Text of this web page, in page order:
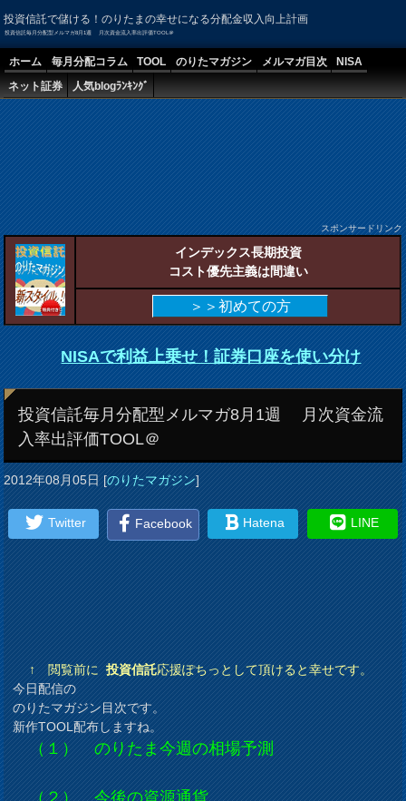
投資信託で儲ける！のりたまの幸せになる分配金収入向上計画
投資信託毎月分配型メルマガ8月1週 月次資金流入率出評価TOOL＠
ホーム 毎月分配コラム TOOL のりたマガジン メルマガ目次
NISA
ネット証券
人気blogﾗﾝｷﾝｸﾞ
スポンサードリンク
インデックス長期投資
コスト優先主義は間違い
＞＞初めての方
NISAで利益上乗せ！証券口座を使い分け
投資信託毎月分配型メルマガ8月1週 月次資金流
入率出評価TOOL＠
2012年08月05日[のりたマガジン]
Twitter Facebook Hatena LINE
↑ 閲覧前に投資信託応援ぽちっとして頂けると幸せです。
今日配信の
のりたマガジン目次です。
新作TOOL配布しますね。
（１） のりたま今週の相場予測
（２） 今後の資源通貨